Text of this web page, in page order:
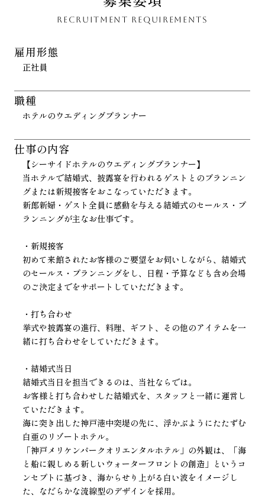
RECRUITMENT REQUIREMENTS
雇用形態
正社員
職種
ホテルのウエディングプランナー
仕事の内容
【シーサイドホテルのウエディングプランナー】
当ホテルで結婚式、披露宴を行われるゲストとのプランニン
グまたは新規接客をおこなっていただきます。
新郎新婦・ゲスト全員に感動を与える結婚式のセールス・プ
ランニングが主なお仕事です。
・新規接客
初めて来館されたお客様のご要望をお伺いしながら、結婚式
のセールス・プランニングをし、日程・予算なども含め会場
のご決定までをサポートしていただきます。
・打ち合わせ
挙式や披露宴の進行、料理、ギフト、その他のアイテムを一
緒に打ち合わせをしていただきます。
・結婚式当日
結婚式当日を担当できるのは、当社ならでは。
お客様と打ち合わせした結婚式を、スタッフと一緒に運営し
ていただきます。
海に突き出した神戸港中突堤の先に、浮かぶようにたたずむ
白亜のリゾートホテル。
「神戸メリケンパークオリエンタルホテル」の外観は、「海
と船に親しめる新しいウォーターフロントの創造」というコ
ンセプトに基づき、海からせり上がる白い波をイメージし
た、なだらかな流線型のデザインを採用。